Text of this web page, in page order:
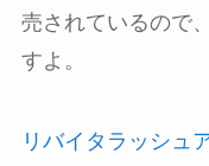
売されているので
すよ。
リバイタラッシュ